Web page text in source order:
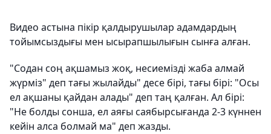
Видео астына пікір қалдырушылар адамдардың
тойымсыздығы мен ысырапшылығын сынға алған.
"Содан соң ақшамыз жоқ, несиемізді жаба алмай
жүрміз" деп тағы жылайды" десе бірі, тағы бірі: "Осы
ел ақшаны қайдан алады" деп таң қалған. Ал бірі:
"Не болды сонша, ел аяғы саябырсығанда 2-3 күннен
кейін алса болмай ма" деп жазды.